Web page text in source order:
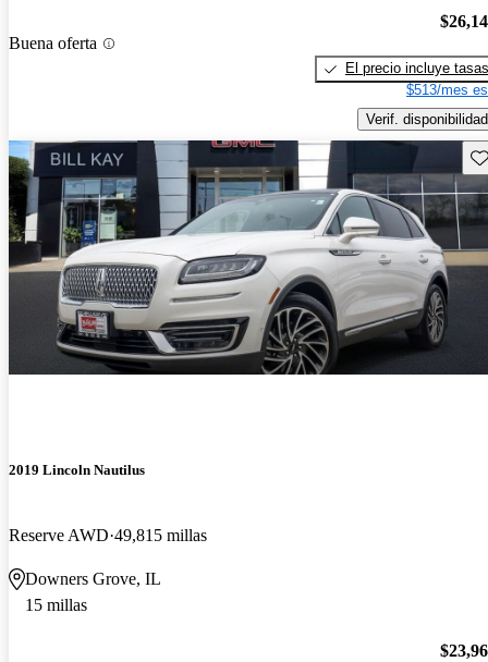
Buena oferta
El precio incluye tasas
$513/mes
Verif. disponibilidad
2019 Lincoln Nautilus
Reserve AWD 49,815 millas
Downers Grove, IL
15 millas